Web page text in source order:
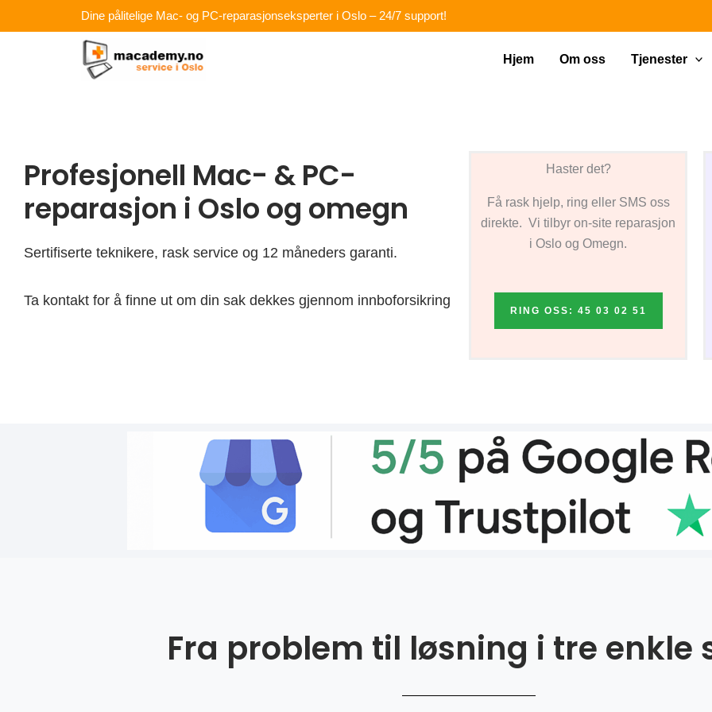
rett
Dine pålitelige Mac- og PC-reparasjonseksperter i Oslo – 24/7 support!
Hjem Om oss Tjenester
Profesjonell Mac- & PC-
reparasjon i Oslo og omegn
Sertifiserte teknikere, rask service og 12 måneders garanti.
Ta kontakt for å finne ut om din sak dekkes gjennom innboforsikring
Haster det?
Få rask hjelp, ring eller SMS oss
direkte. Vi tilbyr on-site reparasjon
i Oslo og Omegn.
RING OSS: 45 03 02 51
Fra problem til løsning i tre enkle